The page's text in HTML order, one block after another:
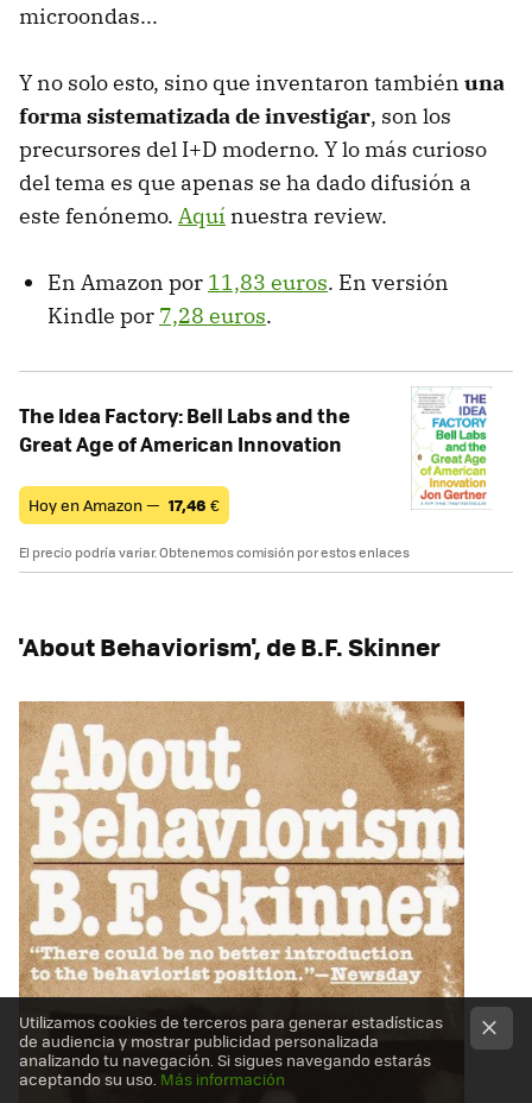
microondas...
Y no solo esto, sino que inventaron también una
forma sistematizada de investigar, son los
precursores del I+D moderno. Y lo más curioso
del tema es que apenas se ha dado difusión a
este fenónemo. Aquí nuestra review.
En Amazon por 11,83 euros. En versión
Kindle por 7,28 euros.
The Idea Factory: Bell Labs and the
Great Age of American Innovation
Hoy en Amazon — 17,46 €
El precio podría variar. Obtenemos comisión por estos enlaces
'About Behaviorism', de B.F. Skinner
Utilizamos cookies de terceros para generar estadísticas
de audiencia y mostrar publicidad personalizada
analizando tu navegación. Si sigues navegando estarás
aceptando su uso. Más información